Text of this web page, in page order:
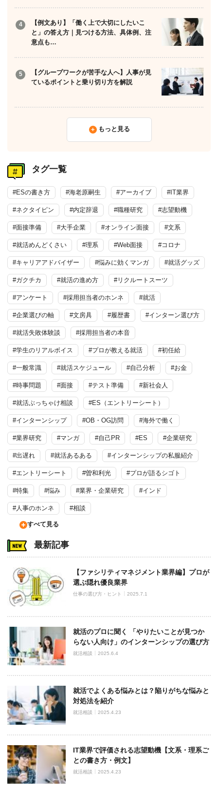
【例文あり】「働く上で大切にしたいこ
と」の答え方｜見つける方法、具体例、注
意点も…
【グループワークが苦手な人へ】人事が見
ているポイントと乗り切り方を解説
もっと見る
タグ一覧
#ESの書き方 #海老原嗣生 #アーカイブ #IT業界
#ネクタイピン #内定辞退 #職種研究 #志望動機
#面接準備 #大手企業 #オンライン面接 #文系
#就活めんどくさい #理系 #Web面接 #コロナ
#キャリアアドバイザー #悩みに効くマンガ #就活グッズ
#ガクチカ #就活の進め方 #リクルートスーツ
#アンケート #採用担当者のホンネ #就活
#企業選びの軸 #文房具 #履歴書 #インターン選び方
#就活失敗体験談 #採用担当者の本音
#学生のリアルボイス #プロが教える就活 #初任給
#一般常識 #就活スケジュール #自己分析 #お金
#時事問題 #面接 #テスト準備 #新社会人
#就活ぶっちゃけ相談 #ES（エントリーシート）
#インターンシップ #OB・OG訪問 #海外で働く
#業界研究 #マンガ #自己PR #ES #企業研究
#出遅れ #就活あるある #インターンシップの私服紹介
#エントリーシート #曽和利光 #プロが語るシゴト
#特集 #悩み #業界・企業研究 #インド
#人事のホンネ #相談
すべて見る
最新記事
【ファシリティマネジメント業界編】プロが
選ぶ隠れ優良業界
仕事の選び方・ヒント 2025.7.1
就活のプロに聞く 「やりたいことが見つか
らない人向け」のインターンシップの選び方
就活相談 2025.6.4
就活でよくある悩みとは？陥りがちな悩みと
対処法を紹介
就活相談 2025.4.23
IT業界で評価される志望動機【文系・理系ご
との書き方・例文】
就活相談 2025.4.23